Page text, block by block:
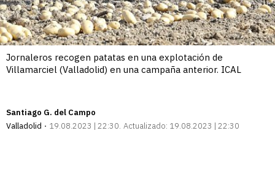
Jornaleros recogen patatas en una explotación de
Villamarciel (Valladolid) en una campaña anterior. ICAL
Santiago G. del Campo
Valladolid
19.08.2023 | 22:30 Actualizado: 19.08.2023 | 22:30